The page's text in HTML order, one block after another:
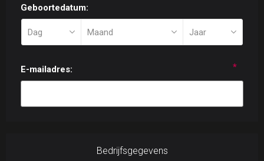
Geboortedatum:
E-mailadres: *
Bedrijfsgegevens